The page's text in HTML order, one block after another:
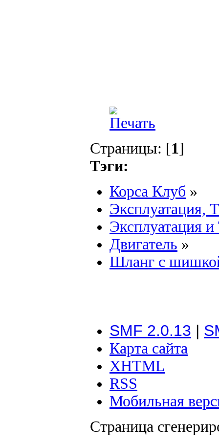
Страницы: [1]
Тэги:
Корса Клуб »
Эксплуатация,
Эксплуатация
Двигатель »
Шланг с
SMF 2.0.13 |
Карта сайта
XHTML
RSS
Мобильная
Страница